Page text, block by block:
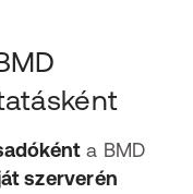
a BMD
szerverén